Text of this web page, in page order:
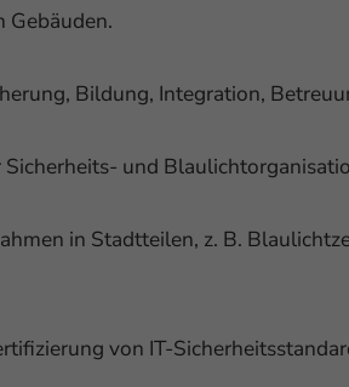
Bildung, Integration,
und
in Stadtteilen, z. B.
von IT-